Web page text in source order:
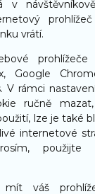
v
vrátí.
Google
V rámci
ručně
lze je také
internetové
použijte
mít váš